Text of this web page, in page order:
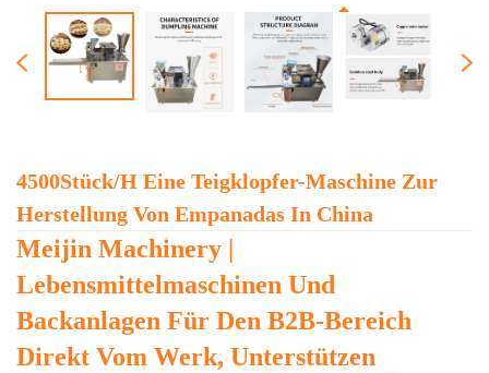
4500Stück/h Eine Teigklopfer-Maschine Zur
Herstellung Von Empanadas In China
Meijin Machinery |
Lebensmittelmaschinen Und
Backanlagen Für Den B2B-Bereich
Direkt Vom Werk, Unterstützen